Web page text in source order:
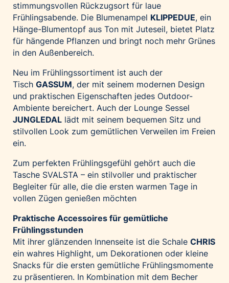
stimmungsvollen Rückzugsort für laue
Frühlingsabende. Die Blumenampel KLIPPEDUE, ein
Hänge-Blumentopf aus Ton mit Juteseil, bietet Platz
für hängende Pflanzen und bringt noch mehr Grünes
in den Außenbereich.
Neu im Frühlingssortiment ist auch der
Tisch GASSUM, der mit seinem modernen Design
und praktischen Eigenschaften jedes Outdoor-
Ambiente bereichert. Auch der Lounge Sessel
JUNGLEDAL lädt mit seinem bequemen Sitz und
stilvollen Look zum gemütlichen Verweilen im Freien
ein.
Zum perfekten Frühlingsgefühl gehört auch die
Tasche SVALSTA – ein stilvoller und praktischer
Begleiter für alle, die die ersten warmen Tage in
vollen Zügen genießen möchten
Praktische Accessoires für gemütliche
Frühlingsstunden
Mit ihrer glänzenden Innenseite ist die Schale CHRIS
ein wahres Highlight, um Dekorationen oder kleine
Snacks für die ersten gemütliche Frühlingsmomente
zu präsentieren. In Kombination mit dem Becher